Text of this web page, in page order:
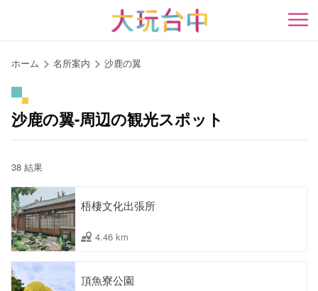
開
ホーム 名所案内 沙鹿の翼
沙鹿の翼-周辺の観光スポット
38 結果
梧棲文化出張所
4.46 km
頂魚寮公園